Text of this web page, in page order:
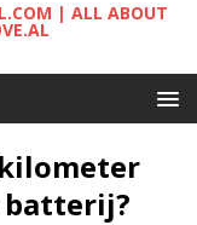
| ALL ABOUT